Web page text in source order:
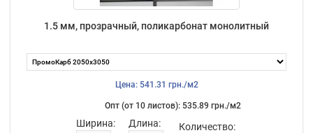
1.5 мм, прозрачный, поликарбонат монолитный
Цена: 541.31 грн./м2
Опт (от 10 листов): 535.89 грн./м2
Ширина: Длина: Количество: